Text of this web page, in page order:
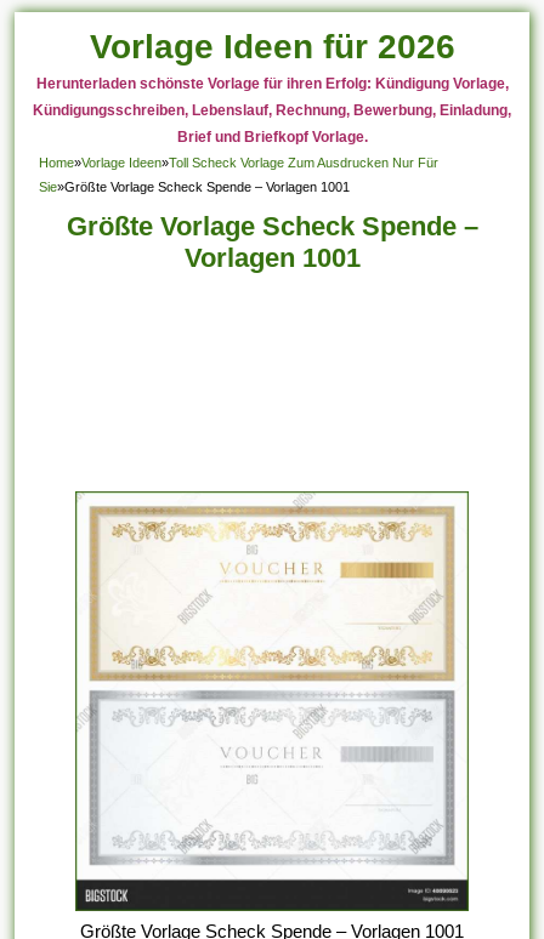
Vorlage Ideen für 2026
Herunterladen schönste Vorlage für ihren Erfolg: Kündigung Vorlage,
Kündigungsschreiben, Lebenslauf, Rechnung, Bewerbung, Einladung,
Brief und Briefkopf Vorlage.
Home»Vorlage Ideen»Toll Scheck Vorlage Zum Ausdrucken Nur Für
Sie»Größte Vorlage Scheck Spende – Vorlagen 1001
Größte Vorlage Scheck Spende –
Vorlagen 1001
Größte Vorlage Scheck Spende – Vorlagen 1001